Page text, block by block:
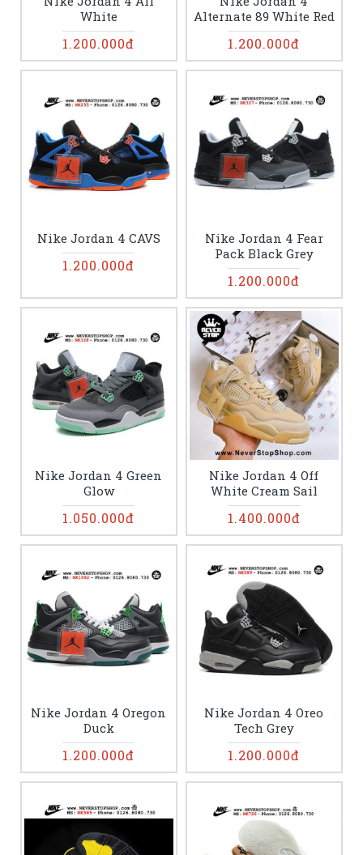
White
1.200.000đ
Alternate 89 White Red
1.200.000đ
Nike Jordan 4 CAVS
1.200.000đ
Nike Jordan 4 Fear
Pack Black Grey
1.200.000đ
Nike Jordan 4 Green
Glow
1.050.000đ
Nike Jordan 4 Off
White Cream Sail
1.400.000đ
Nike Jordan 4 Oregon
Duck
1.200.000đ
Nike Jordan 4 Oreo
Tech Grey
1.200.000đ